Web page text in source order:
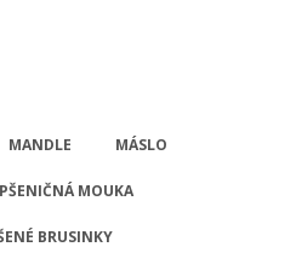
MANDLE MÁSLO
PŠENIČNÁ MOUKA
BRUSINKY